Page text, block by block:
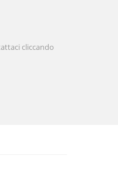
cliccando